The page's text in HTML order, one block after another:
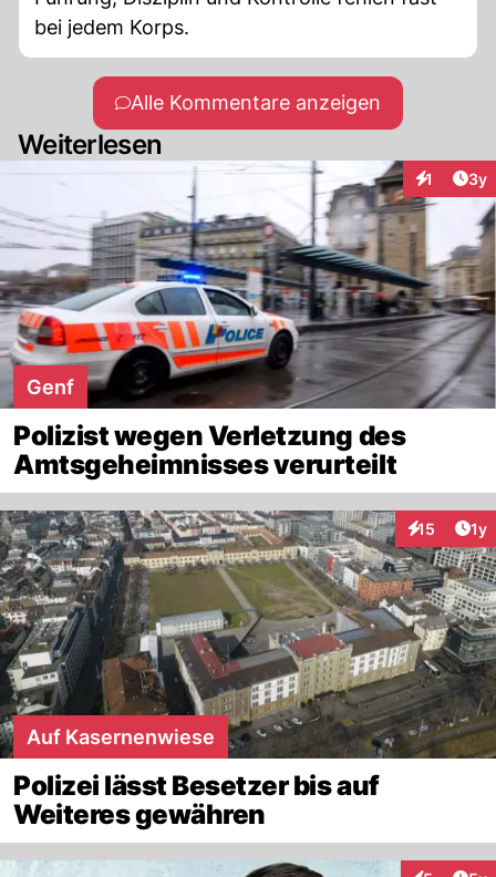
bei jedem Korps.
Alle Kommentare anzeigen
Weiterlesen
1 3y
Genf
Polizist wegen Verletzung des
Amtsgeheimnisses verurteilt
15 1y
Auf Kasernenwiese
Polizei lässt Besetzer bis auf
Weiteres gewähren